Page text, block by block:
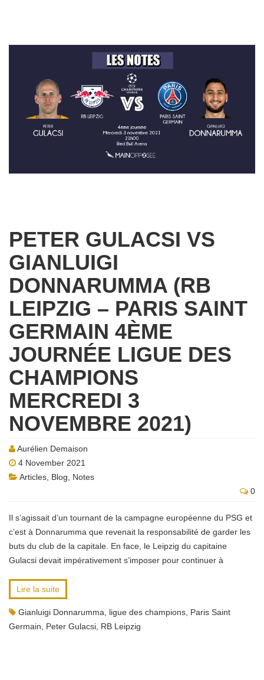
PETER GULACSI VS
GIANLUIGI
DONNARUMMA (RB
LEIPZIG – PARIS SAINT
GERMAIN 4ÈME
JOURNÉE LIGUE DES
CHAMPIONS
MERCREDI 3
NOVEMBRE 2021)
Aurélien Demaison
4 November 2021
Articles Blog
Notes
0
Il s’agissait d’un tournant de la campagne européenne du PSG et
c’est à Donnarumma que revenait la responsabilité de garder les
buts du club de la capitale. En face, le Leipzig du capitaine
Gulacsi devait impérativement s’imposer pour continuer à
Lire la suite
Gianluigi Donnarumma ligue des champions Paris Saint
Germain
Peter Gulacsi RB Leipzig